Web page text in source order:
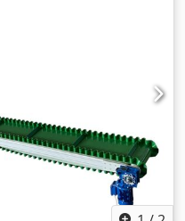
op motorklemmenkast
door een
DM 20/2
Breedte transportband:
hoogfrequent gelast
dwarsstabiel * uitgerust
RS125 Magnetische